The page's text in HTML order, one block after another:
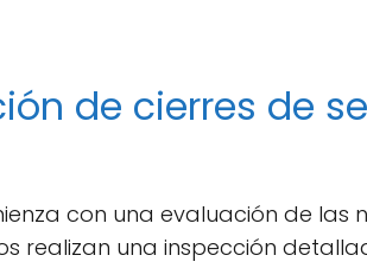
de cierres de
con una evaluación de las
realizan una inspección